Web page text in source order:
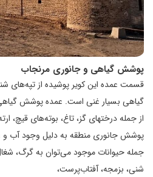
پوشش گیاهی و جانوری مرنجاب
قسمت عمده این کویر پوشیده از تپه‌های
گیاهی بسیار غنی است. عمده پوشش
از جمله درختهای گز، تاغ، بوته‌های قیچ،
پوشش جانوری منطقه به دلیل وجود آب و
جمله حیوانات موجود می‌توان به گرگ،
شنی، بزمجه، آفتاب‌پرست،